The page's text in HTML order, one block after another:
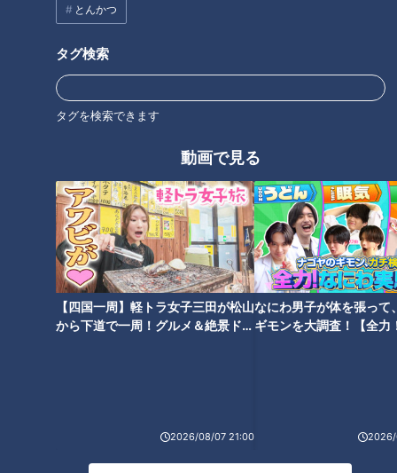
とんかつ
タグ検索
タグを検索できます
動画で見る
【四国一周】軽トラ女子三田が松山
から下道で一周！グルメ＆絶景ドラ
2026/08/07 21:00
なにわ男子が体を張って
ギモンを大調査！【全力
2026/
ランキング
RANKING